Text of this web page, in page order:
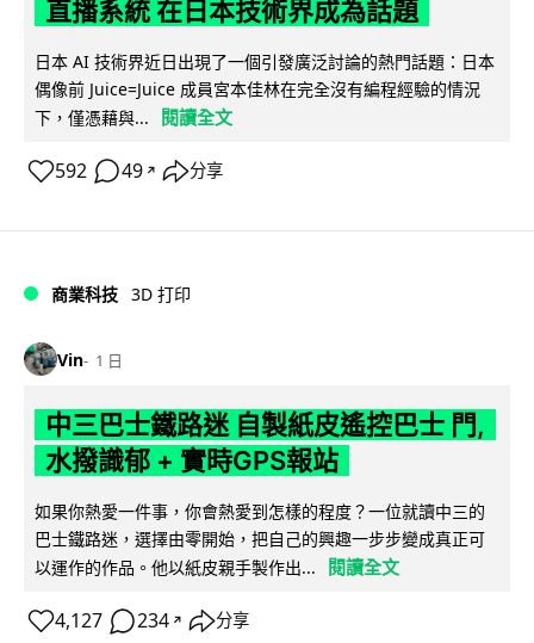
直播系統 在日本技術界成為話題
日本 AI 技術界近日出現了一個引發廣泛討論的熱門話題：日本
偶像前 Juice=Juice 成員宮本佳林在完全沒有編程經驗的情況
下，僅憑藉與...
閱讀全文
592 49 ↗ 分享
商業科技 3D 打印
Vin 1 日
中三巴士鐵路迷 自製紙皮遙控巴士 門,
水撥識郁 + 實時GPS報站
如果你熱愛一件事，你會熱愛到怎樣的程度？一位就讀中三的
巴士鐵路迷，選擇由零開始，把自己的興趣一步步變成真正可
以運作的作品。他以紙皮親手製作出...
閱讀全文
4,127 234 ↗ 分享